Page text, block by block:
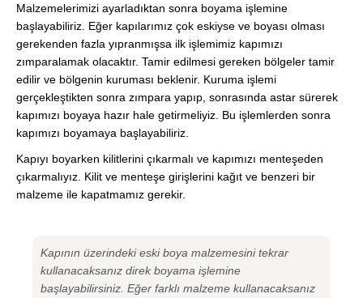
Malzemelerimizi ayarladıktan sonra boyama işlemine
başlayabiliriz. Eğer kapılarımız çok eskiyse ve boyası olması
gerekenden fazla yıpranmışsa ilk işlemimiz kapımızı
zımparalamak olacaktır. Tamir edilmesi gereken bölgeler tamir
edilir ve bölgenin kuruması beklenir. Kuruma işlemi
gerçekleştikten sonra zımpara yapıp, sonrasında astar sürerek
kapımızı boyaya hazır hale getirmeliyiz. Bu işlemlerden sonra
kapımızı boyamaya başlayabiliriz.
Kapıyı boyarken kilitlerini çıkarmalı ve kapımızı menteşeden
çıkarmalıyız. Kilit ve menteşe girişlerini kağıt ve benzeri bir
malzeme ile kapatmamız gerekir.
Kapının üzerindeki eski boya malzemesini tekrar
kullanacaksanız direk boyama işlemine
başlayabilirsiniz. Eğer farklı malzeme kullanacaksanız